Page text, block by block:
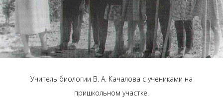
Учитель биологии В. А. Качалова с учениками на
пришкольном участке.